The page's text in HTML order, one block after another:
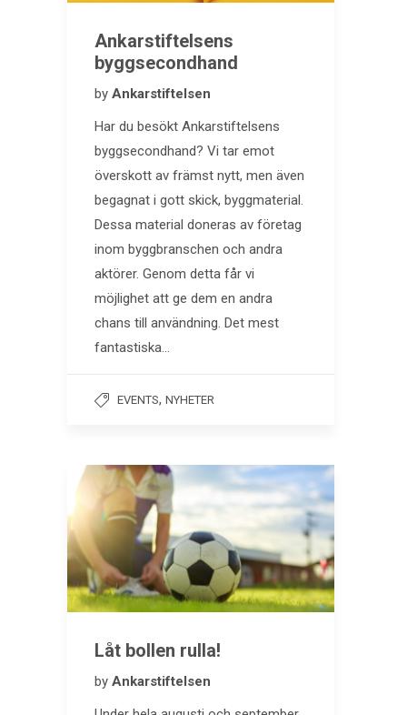
Ankarstiftelsens
byggsecondhand
by Ankarstiftelsen
Har du besökt Ankarstiftelsens
byggsecondhand? Vi tar emot
överskott av främst nytt, men även
begagnat i gott skick, byggmaterial.
Dessa material doneras av företag
inom byggbranschen och andra
aktörer. Genom detta får vi
möjlighet att ge dem en andra
chans till användning. Det mest
fantastiska…
EVENTS, NYHETER
Låt bollen rulla!
by Ankarstiftelsen